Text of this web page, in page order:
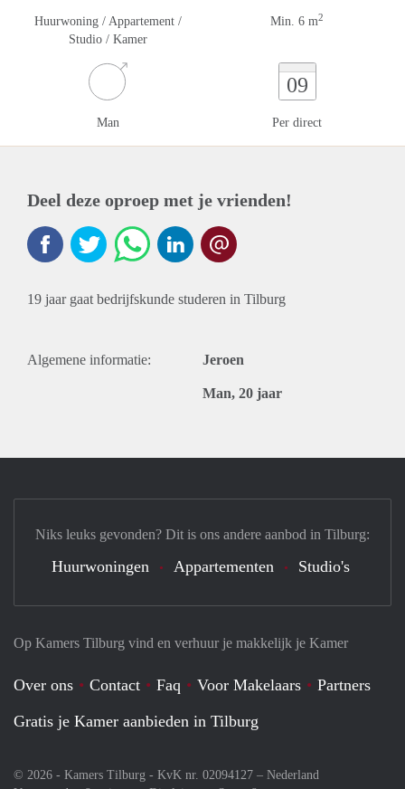
Huurwoning / Appartement /
Studio / Kamer
Min. 6 m2
Man
09
Per direct
Deel deze oproep met je vrienden!
19 jaar gaat bedrijfskunde studeren in Tilburg
Algemene informatie: Jeroen
Man, 20 jaar
Op Kamers Tilburg vind en verhuur je makkelijk je Kamer
Over ons Contact Faq Voor Makelaars
Partners
Gratis je Kamer aanbieden in Tilburg
© 2026 - Kamers Tilburg - KvK nr. 02094127 – Nederland
Niks leuks gevonden? Dit is ons andere aanbod in Tilburg:
Huurwoningen Appartementen Studio's